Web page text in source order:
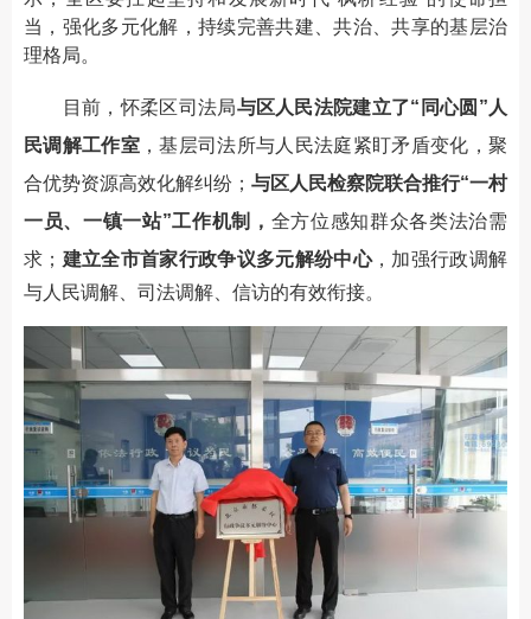
当，强化多元化解，持续完善共建、共治、共享的基层治
理格局。
目前，怀柔区司法局与区人民法院建立了“同心圆”人
民调解工作室 ，基层司法所与人民法庭紧盯矛盾变化，聚
合优势资源高效化解纠纷； 与区人民检察院联合推行“一村
一员、一镇一站”工作机制， 全方位感知群众各类法治需
求； 建立全市首家行政争议多元解纷中心，加强行政调解
与人民调解、司法调解、信访的有效衔接。